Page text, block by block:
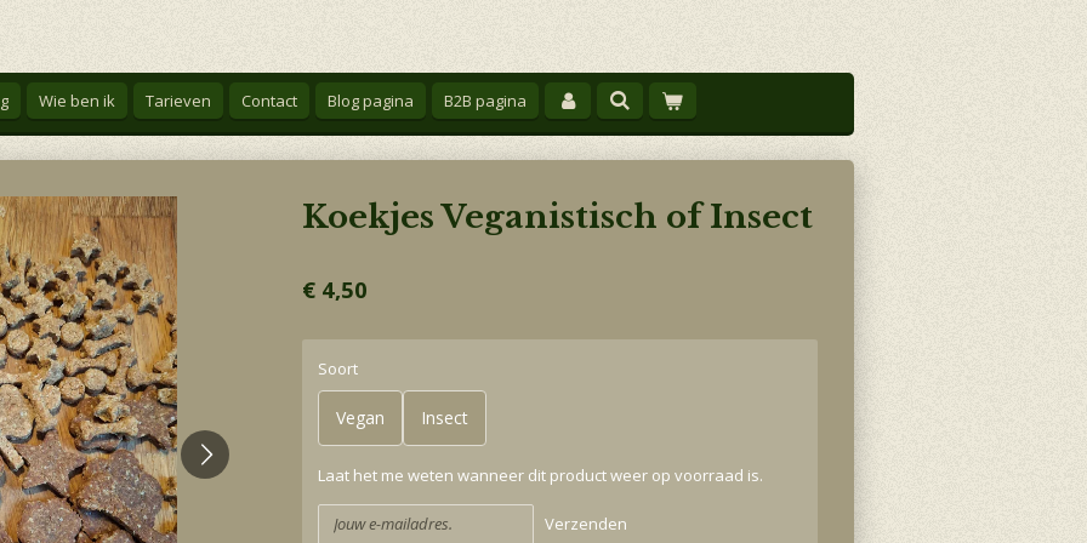
Wie ben ik Tarieven Contact Blog pagina B2B pagina
Koekjes Veganistisch of Insect
€ 4,50
Soort
Vegan Insect
Laat het me weten wanneer dit product weer op voorraad is.
Verzenden